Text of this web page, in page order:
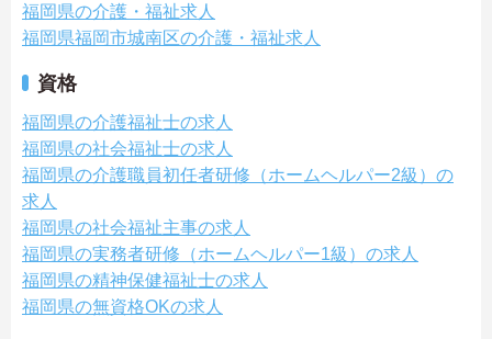
福岡県の介護・福祉求人
福岡県福岡市城南区の介護・福祉求人
資格
福岡県の介護福祉士の求人
福岡県の社会福祉士の求人
福岡県の介護職員初任者研修（ホームヘルパー2級）の
求人
福岡県の社会福祉主事の求人
福岡県の実務者研修（ホームヘルパー1級）の求人
福岡県の精神保健福祉士の求人
福岡県の無資格OKの求人